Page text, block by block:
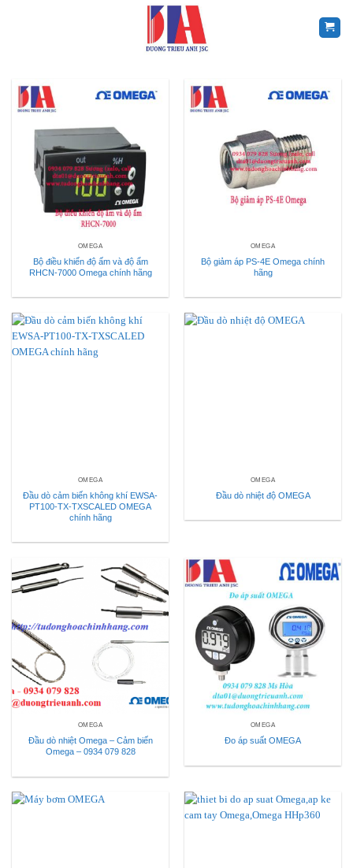
OMEGA
Bộ điều khiển độ ấm và độ ẩm
RHCN-7000 Omega chính hãng
OMEGA
Bộ giảm áp PS-4E Omega chính
hãng
OMEGA
Đầu dò cảm biến không khí EWSA-
PT100-TX-TXSCALED OMEGA
chính hãng
OMEGA
Đầu dò nhiệt độ OMEGA
OMEGA
Đầu dò nhiệt Omega – Cảm biến
Omega – 0934 079 828
OMEGA
Đo áp suất OMEGA